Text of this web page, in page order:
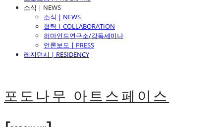
소식 | NEWS
소식 | NEWS
협력 | COLLABORATION
허마인드연구소/강독세미나
언론보도 | PRESS
레지던시 | RESIDENCY
포도나무 아트스페이스